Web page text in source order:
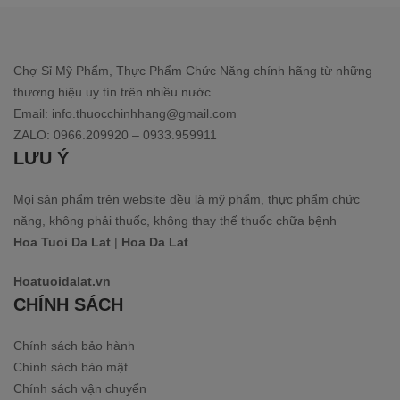
Chợ Sỉ Mỹ Phẩm, Thực Phẩm Chức Năng chính hãng từ những
thương hiệu uy tín trên nhiều nước.
Email: info.thuocchinhhang@gmail.com
ZALO: 0966.209920 – 0933.959911
LƯU Ý
Mọi sản phẩm trên website đều là mỹ phẩm, thực phẩm chức
năng, không phải thuốc, không thay thế thuốc chữa bệnh
Hoa Tuoi Da Lat | Hoa Da Lat
Hoatuoidalat.vn
CHÍNH SÁCH
Chính sách bảo hành
Chính sách bảo mật
Chính sách vận chuyển